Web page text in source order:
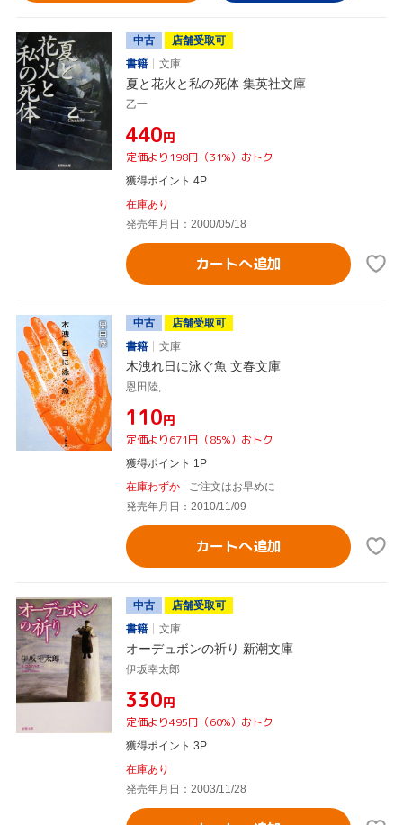
中古
店舗受取可
書籍
文庫
夏と花火と私の死体 集英社文庫
乙一
¥440円
定価より198円（31%）おトク
獲得ポイント 4P
在庫あり
発売年月日：2000/05/18
カートへ追加
中古
店舗受取可
書籍
文庫
木洩れ日に泳ぐ魚 文春文庫
恩田陸,
¥110円
定価より671円（85%）おトク
獲得ポイント 1P
在庫わずか
ご注文はお早めに
発売年月日：2010/11/09
カートへ追加
中古
店舗受取可
書籍
文庫
オーデュボンの祈り 新潮文庫
伊坂幸太郎
¥330円
定価より495円（60%）おトク
獲得ポイント 3P
在庫あり
発売年月日：2003/11/28